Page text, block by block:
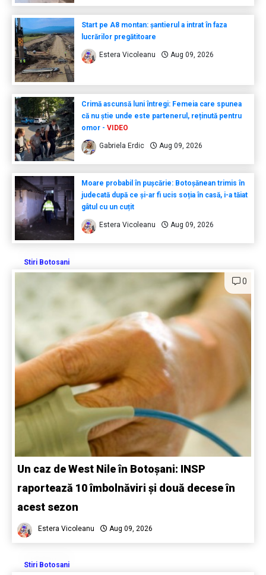
Start pe A8 montan: șantierul a intrat în faza
lucrărilor pregătitoare
Estera Vicoleanu Aug 09, 2026
Crimă ascunsă luni întregi: Femeia care spunea
că nu știe unde este partenerul, reținută pentru
omor - VIDEO
Gabriela Erdic Aug 09, 2026
Moare probabil în pușcărie: Botoșănean trimis în
judecată după ce și-ar fi ucis soția în casă, i-a tăiat
gâtul cu un cuțit
Estera Vicoleanu Aug 09, 2026
Stiri Botosani
0
Un caz de West Nile în Botoșani: INSP
raportează 10 îmbolnăviri și două decese în
acest sezon
Estera Vicoleanu Aug 09, 2026
Stiri Botosani